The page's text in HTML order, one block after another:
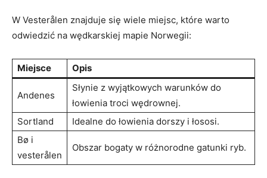
W Vesterålen znajduje się wiele miejsc, które warto
odwiedzić na wędkarskiej mapie Norwegii:
Miejsce Opis
Andenes
Słynie z wyjątkowych warunków do
łowienia troci wędrownej.
Sortland
Idealne do łowienia dorszy i łososi.
Bø i
vesterålen
Obszar bogaty w różnorodne gatunki ryb.